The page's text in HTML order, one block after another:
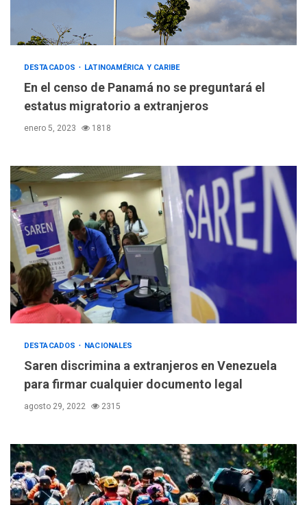
DESTACADOS LATINOAMÉRICA Y CARIBE
En el censo de Panamá no se preguntará el
estatus migratorio a extranjeros
enero 5, 2023 1818
DESTACADOS NACIONALES
Saren discrimina a extranjeros en Venezuela
para firmar cualquier documento legal
agosto 29, 2022 2315
3
REGIONALES ÚLTIMA HORA
Mariño fortalece capacidad
operativa con flota
adquiridas en un año de
gestión
4
ÚLTIMA HORA
la altura de Macho Muerto
REGIONALES
TECNOLOGÍA
ÚLTIMA HORA